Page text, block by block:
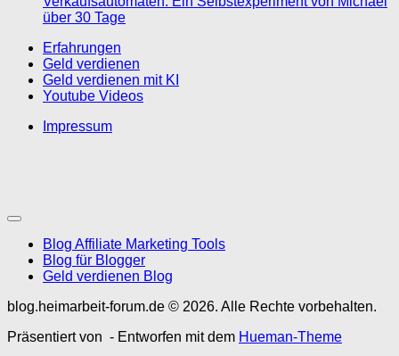
über 30 Tage
Erfahrungen
Geld verdienen
Geld verdienen mit KI
Youtube Videos
Impressum
Blog Affiliate Marketing Tools
Blog für Blogger
Geld verdienen Blog
blog.heimarbeit-forum.de © 2026. Alle Rechte vorbehalten.
Präsentiert von - Entworfen mit dem Hueman-Theme